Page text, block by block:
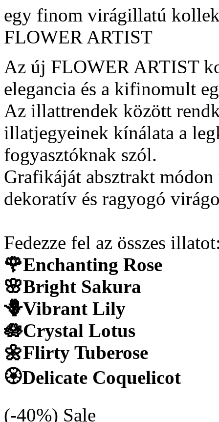
egy finom virágillatú
FLOWER ARTIST
Az új FLOWER ARTIST
elegancia és a kifinomult
Az illattrendek között
illatjegyeinek kínálata a
fogyasztóknak szól.
Grafikáját absztrakt
dekoratív és ragyogó
Fedezze fel az összes
🌹Enchanting Rose
🌸Bright Sakura
🪻Vibrant Lily
🪷Crystal Lotus
🌼Flirty Tuberose
🏵️Delicate Coquelicot
(-40%) Sale